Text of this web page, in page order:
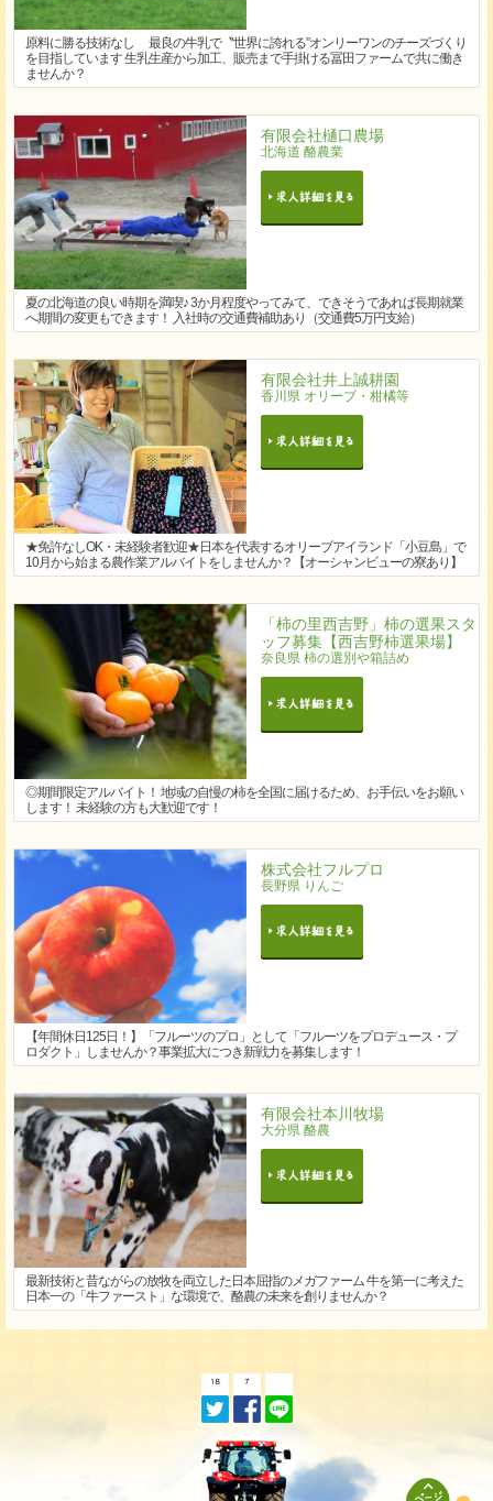
原料に勝る技術なし 最良の牛乳で〝世界に誇れる”オンリーワンのチーズづくり
を目指しています 生乳生産から加工、販売まで手掛ける冨田ファームで共に働き
ませんか？
有限会社樋口農場
北海道 酪農業
夏の北海道の良い時期を満喫♪ 3か月程度やってみて、できそうであれば長期就業
へ期間の変更もできます！ 入社時の交通費補助あり（交通費5万円支給）
有限会社井上誠耕園
香川県 オリーブ・柑橘等
★免許なしOK・未経験者歓迎★日本を代表するオリーブアイランド「小豆島」で
10月から始まる農作業アルバイトをしませんか？【オーシャンビューの寮あり】
「柿の里西吉野」柿の選果スタ
ッフ募集【西吉野柿選果場】
奈良県 柿の選別や箱詰め
◎期間限定アルバイト！ 地域の自慢の柿を全国に届けるため、お手伝いをお願い
します！ 未経験の方も大歓迎です！
株式会社フルプロ
長野県 りんご
【年間休日125日！】「フルーツのプロ」として「フルーツをプロデュース・プ
ロダクト」しませんか？事業拡大につき新戦力を募集します！
有限会社本川牧場
大分県 酪農
最新技術と昔ながらの放牧を両立した日本屈指のメガファーム 牛を第一に考えた
日本一の「牛ファースト」な環境で、酪農の未来を創りませんか？